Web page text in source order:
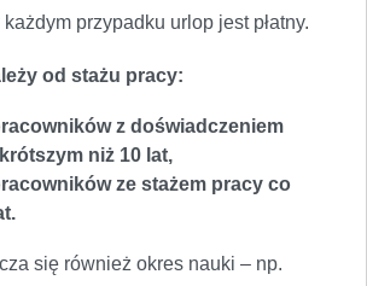
przypadku urlop jest płatny.
od stażu pracy:
z doświadczeniem
niż 10 lat,
ze stażem pracy co
się również okres nauki – np.